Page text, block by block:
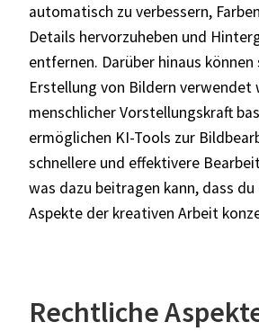
automatisch zu verbessern,
Details hervorzuheben und
entfernen. Darüber hinaus können
Erstellung von Bildern verwendet
menschlicher Vorstellungskraft
ermöglichen KI-Tools zur
schnellere und effektivere
was dazu beitragen kann, dass
Aspekte der kreativen Arbeit
Rechtliche